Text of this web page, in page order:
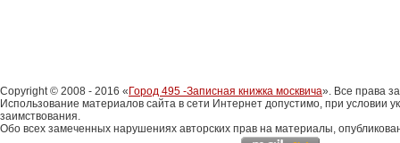
Copyright © 2008 - 2016 « Город 495 -Записная книжка москвича». Все права
Использование материалов сайта в сети Интернет допустимо, при условии
заимствования.
Обо всех замеченных нарушениях авторских прав на материалы,